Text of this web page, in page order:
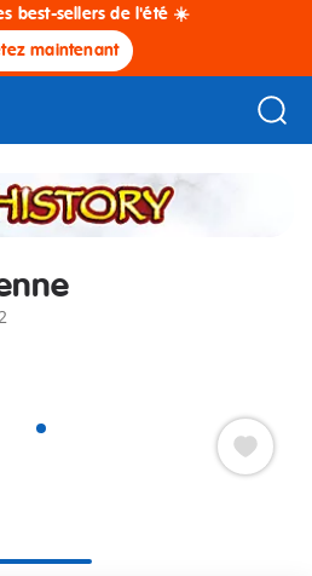
best-sellers de l'été ☀️
maintenant